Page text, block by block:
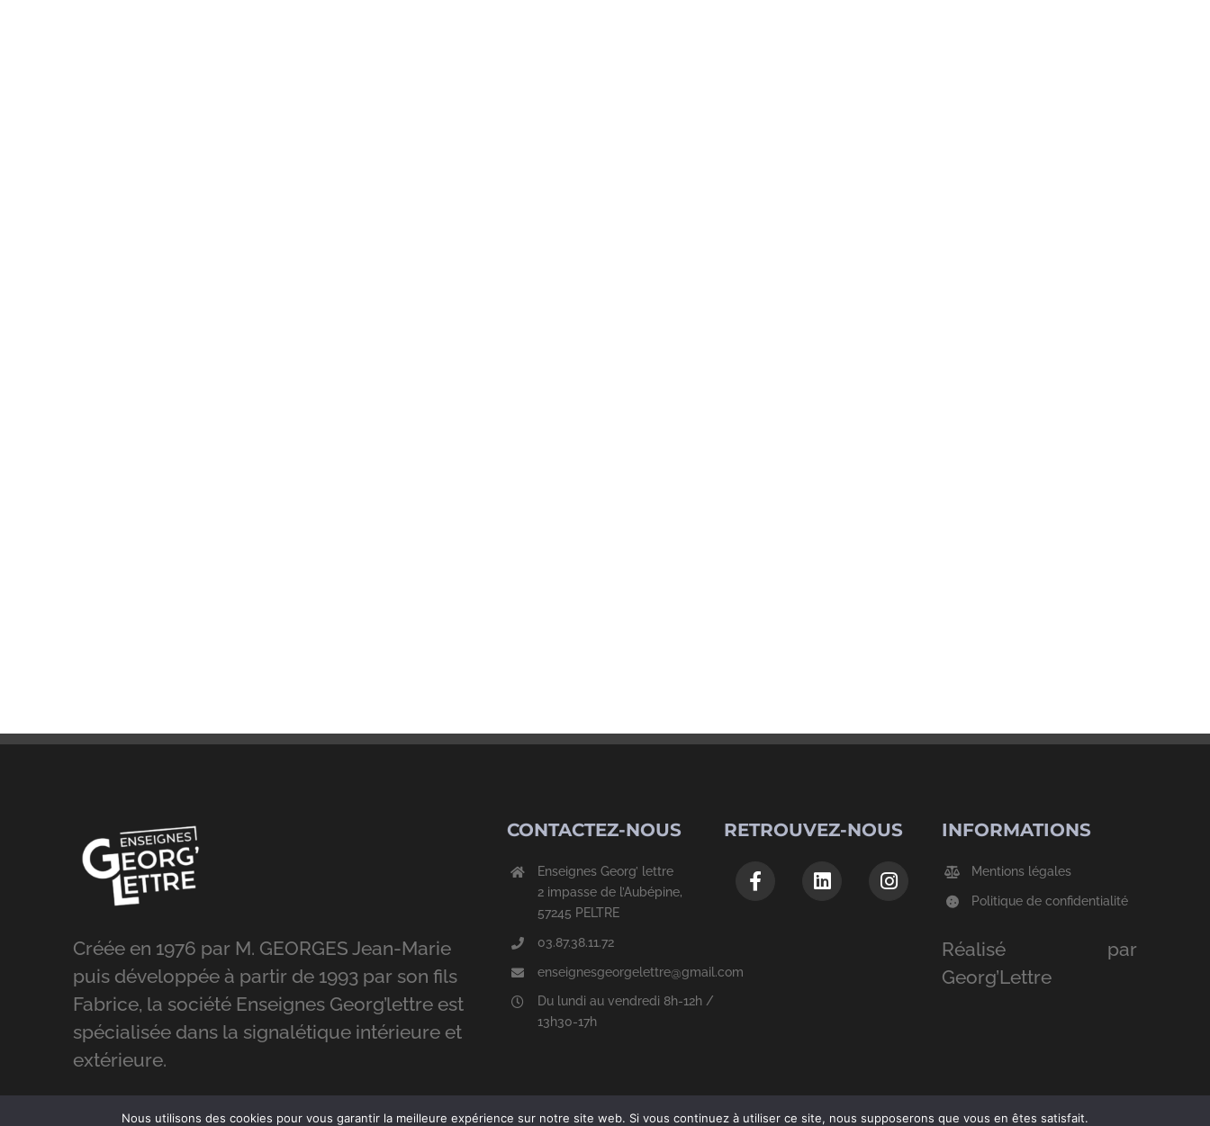
Créée en 1976 par M. GEORGES Jean-Marie
puis développée à partir de 1993 par son fils
Fabrice, la société Enseignes Georg’lettre est
spécialisée dans la signalétique intérieure et
extérieure.
CONTACTEZ-NOUS
Enseignes Georg’ lettre
2 impasse de l’Aubépine,
57245 PELTRE
03.87.38.11.72
enseignesgeorgelettre@gmail.com
Du lundi au vendredi 8h-12h /
13h30-17h
RETROUVEZ-NOUS INFORMATIONS
Mentions légales
Politique de confidentialité
Réalisé par
Georg’Lettre
Nous utilisons des cookies pour vous garantir la meilleure expérience sur notre site web. Si vous continuez à utiliser ce site, nous supposerons que vous en êtes satisfait.